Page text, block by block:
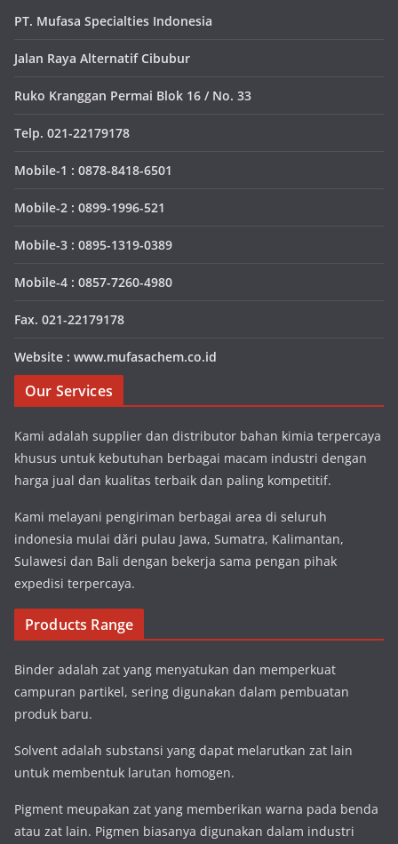
PT. Mufasa Specialties Indonesia
Jalan Raya Alternatif Cibubur
Ruko Kranggan Permai Blok 16 / No. 33
Telp. 021-22179178
Mobile-1 : 0878-8418-6501
Mobile-2 : 0899-1996-521
Mobile-3 : 0895-1319-0389
Mobile-4 : 0857-7260-4980
Fax. 021-22179178
Website : www.mufasachem.co.id
Our Services
Kami adalah supplier dan distributor bahan kimia terpercaya
khusus untuk kebutuhan berbagai macam industri dengan
harga jual dan kualitas terbaik dan paling kompetitif.
Kami melayani pengiriman berbagai area di seluruh
indonesia mulai dări pulau Jawa, Sumatra, Kalimantan,
Sulawesi dan Bali dengan bekerja sama pengan pihak
expedisi terpercaya.
Products Range
Binder adalah zat yang menyatukan dan memperkuat
campuran partikel, sering digunakan dalam pembuatan
produk baru.
Solvent adalah substansi yang dapat melarutkan zat lain
untuk membentuk larutan homogen.
Pigment meupakan zat yang memberikan warna pada benda
atau zat lain. Pigmen biasanya digunakan dalam industri